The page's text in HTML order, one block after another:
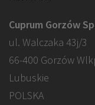
Cuprum Gorzów
ul. Walczaka 43j/3
66-400 Gorzów
Lubuskie
POLSKA